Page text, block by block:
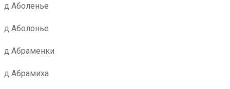
д Аболенье
д Аболонье
д Абраменки
д Абрамиха